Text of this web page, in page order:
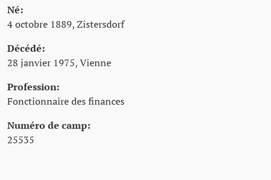
Né:
4 octobre 1889, Zistersdorf
Décédé:
28 janvier 1975, Vienne
Profession:
Fonctionnaire des finances
Numéro de camp:
25535